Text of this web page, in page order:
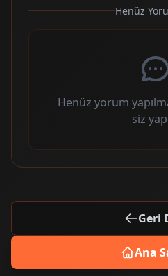
Henüz
Henüz yorum
siz
Geri
Ana